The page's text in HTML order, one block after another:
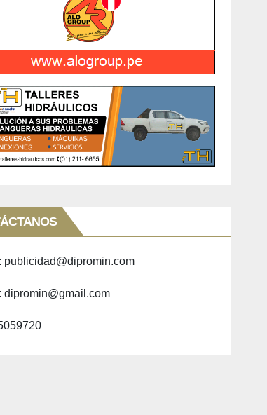
publicidad@dipromin.com
dipromin@gmail.com